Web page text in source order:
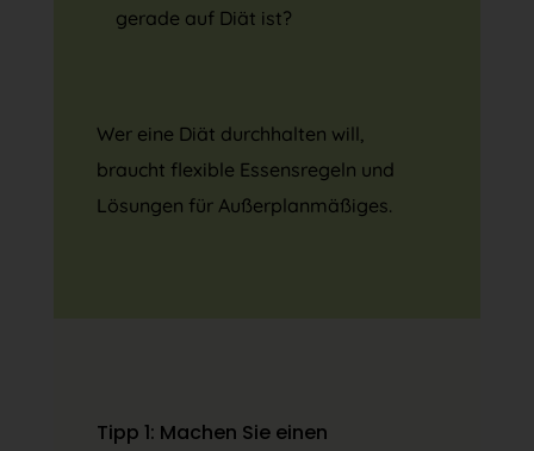
gerade auf Diät ist?
Wer eine Diät durchhalten will,
braucht flexible Essensregeln und
Lösungen für Außerplanmäßiges.
Tipp 1: Machen Sie einen